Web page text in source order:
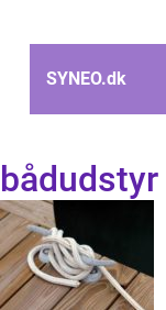
SYNEO.dk
bådudstyr